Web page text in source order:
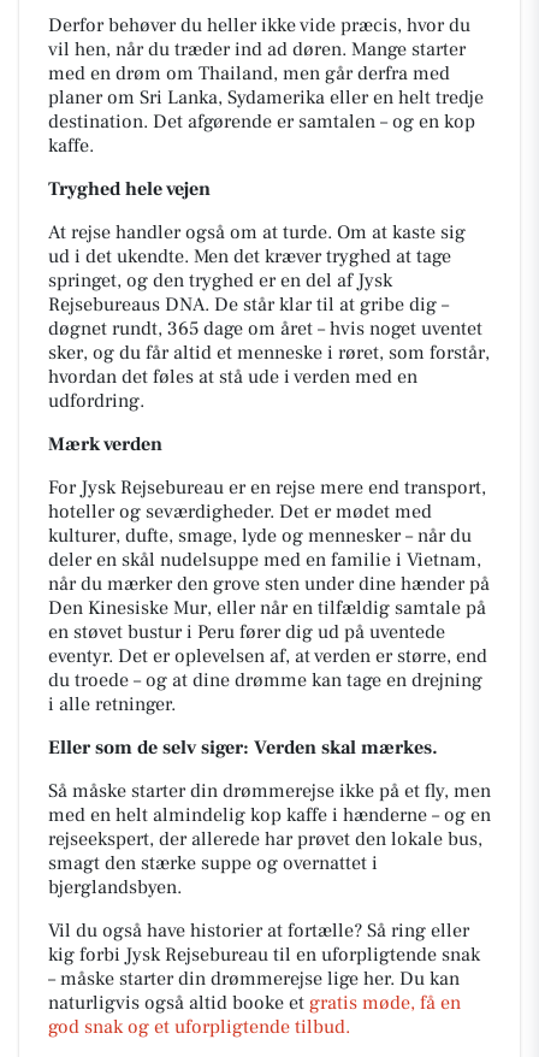
Derfor behøver du heller ikke vide præcis, hvor du
vil hen, når du træder ind ad døren. Mange starter
med en drøm om Thailand, men går derfra med
planer om Sri Lanka, Sydamerika eller en helt tredje
destination. Det afgørende er samtalen – og en kop
kaffe.
Tryghed hele vejen
At rejse handler også om at turde. Om at kaste sig
ud i det ukendte. Men det kræver tryghed at tage
springet, og den tryghed er en del af Jysk
Rejsebureaus DNA. De står klar til at gribe dig –
døgnet rundt, 365 dage om året – hvis noget uventet
sker, og du får altid et menneske i røret, som forstår,
hvordan det føles at stå ude i verden med en
udfordring.
Mærk verden
For Jysk Rejsebureau er en rejse mere end transport,
hoteller og seværdigheder. Det er mødet med
kulturer, dufte, smage, lyde og mennesker – når du
deler en skål nudelsuppe med en familie i Vietnam,
når du mærker den grove sten under dine hænder på
Den Kinesiske Mur, eller når en tilfældig samtale på
en støvet bustur i Peru fører dig ud på uventede
eventyr. Det er oplevelsen af, at verden er større, end
du troede – og at dine drømme kan tage en drejning
i alle retninger.
Eller som de selv siger: Verden skal mærkes.
Så måske starter din drømmerejse ikke på et fly, men
med en helt almindelig kop kaffe i hænderne – og en
rejseekspert, der allerede har prøvet den lokale bus,
smagt den stærke suppe og overnattet i
bjerglandsbyen.
Vil du også have historier at fortælle? Så ring eller
kig forbi Jysk Rejsebureau til en uforpligtende snak
– måske starter din drømmerejse lige her. Du kan
naturligvis også altid booke et gratis møde, få en
god snak og et uforpligtende tilbud.